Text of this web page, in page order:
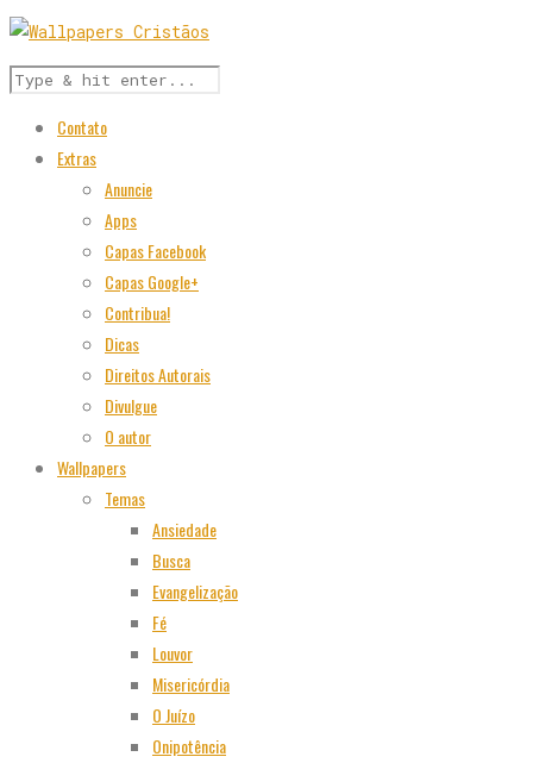
Contato
Extras
Anuncie
Apps
Capas Facebook
Capas Google+
Contribua!
Dicas
Direitos Autorais
Divulgue
O autor
Wallpapers
Temas
Ansiedade
Busca
Evangelização
Fé
Louvor
Misericórdia
O Juízo
Onipotência